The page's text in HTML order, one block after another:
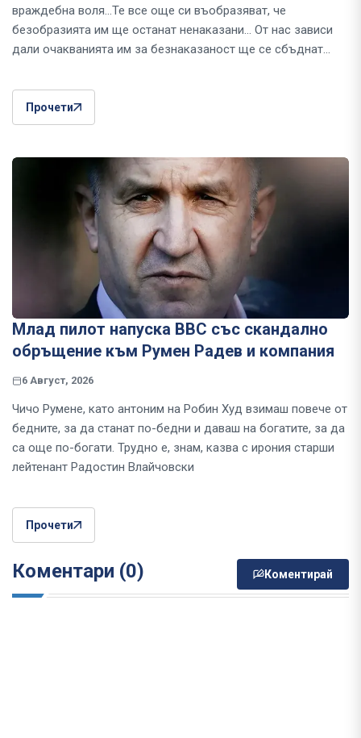
враждебна воля...Те все още си въобразяват, че
безобразията им ще останат ненаказани... От нас зависи
дали очакванията им за безнаказаност ще се сбъднат...
Прочети
Млад пилот напуска ВВС със скандално
обръщение към Румен Радев и компания
6 Август, 2026
Чичо Румене, като антоним на Робин Худ взимаш повече от
бедните, за да станат по-бедни и даваш на богатите, за да
са още по-богати. Трудно е, знам, казва с ирония старши
лейтенант Радостин Влайчовски
Прочети
Коментари (0) Коментирай